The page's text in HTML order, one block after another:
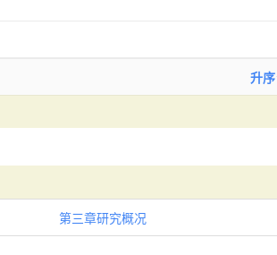
升
第三章研究概况